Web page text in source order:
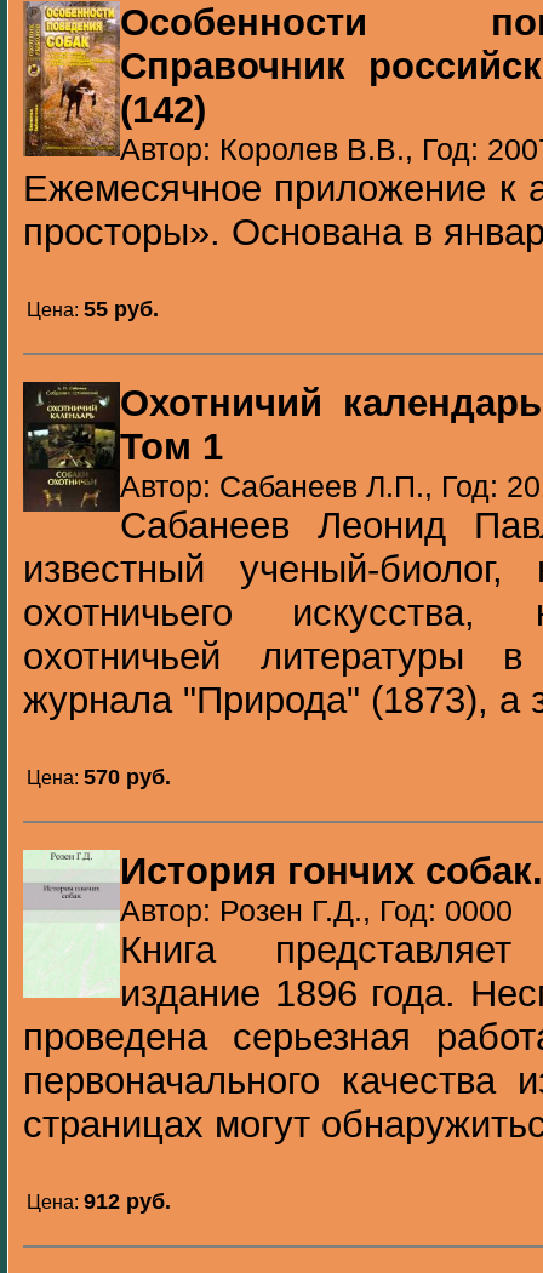
Особенности
Справочник
(142)
Автор: Королев В.В., Год:
Ежемесячное приложение к
просторы». Основана в
Цена: 55 pуб.
Охотничий
Том 1
Автор: Сабанеев Л.П., Год:
Сабанеев Леонид
известный ученый-биолог,
охотничьего искусства,
охотничьей литературы
журнала "Природа" (1873), а
Цена: 570 pуб.
История гончих собак.
Автор: Розен Г.Д., Год: 0000
Книга
издание 1896 года.
проведена серьезная
первоначального качества
страницах могут
Цена: 912 pуб.